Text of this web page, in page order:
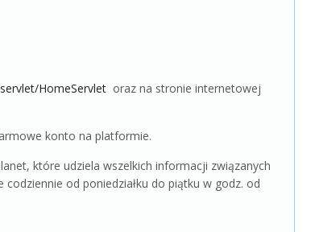
HomeServletoraz na stronie internetowej
konto na platformie.
które udziela wszelkich informacji związanych
od poniedziałku do piątku w godz. od